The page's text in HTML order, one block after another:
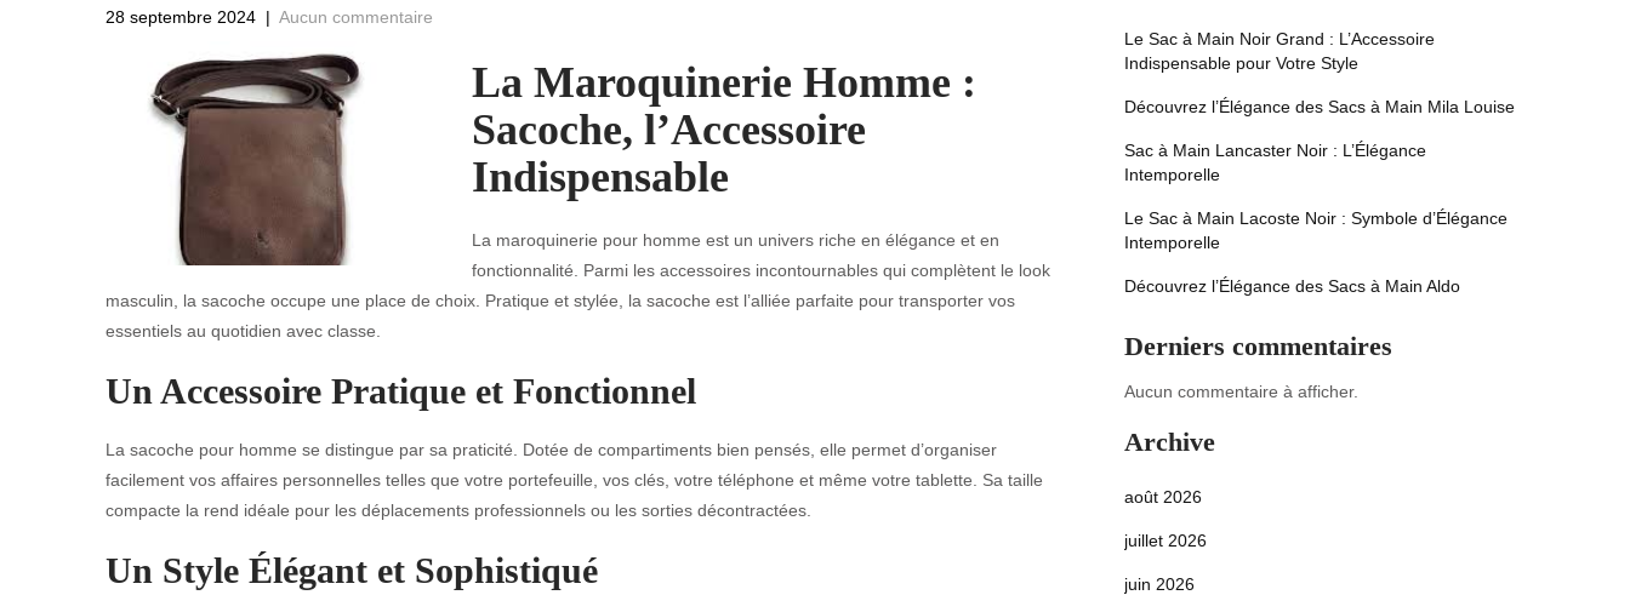
28 septembre 2024 | Aucun commentaire
La Maroquinerie Homme :
Sacoche, l’Accessoire
Indispensable
La maroquinerie pour homme est un univers riche en élégance et en
fonctionnalité. Parmi les accessoires incontournables qui complètent le look
masculin, la sacoche occupe une place de choix. Pratique et stylée, la sacoche est l’alliée parfaite pour transporter vos
essentiels au quotidien avec classe.
Un Accessoire Pratique et Fonctionnel
La sacoche pour homme se distingue par sa praticité. Dotée de compartiments bien pensés, elle permet d’organiser
facilement vos affaires personnelles telles que votre portefeuille, vos clés, votre téléphone et même votre tablette. Sa taille
compacte la rend idéale pour les déplacements professionnels ou les sorties décontractées.
Un Style Élégant et Sophistiqué
Le Sac à Main Noir Grand : L’Accessoire
Indispensable pour Votre Style
Découvrez l’Élégance des Sacs à Main Mila Louise
Sac à Main Lancaster Noir : L’Élégance
Intemporelle
Le Sac à Main Lacoste Noir : Symbole d’Élégance
Intemporelle
Découvrez l’Élégance des Sacs à Main Aldo
Derniers commentaires
Aucun commentaire à afficher.
Archive
août 2026
juillet 2026
juin 2026